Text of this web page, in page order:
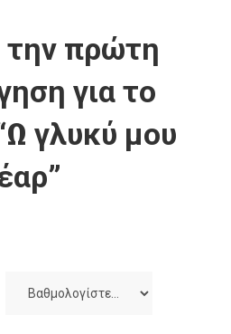
την πρώτη
για το
γλυκύ μου